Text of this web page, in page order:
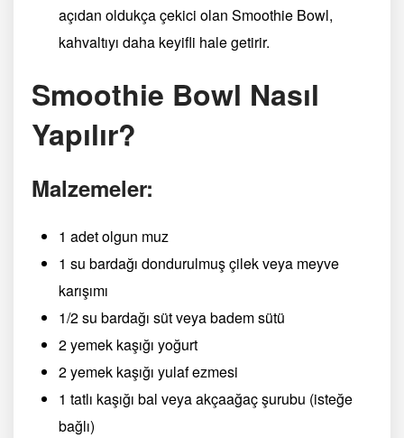
açıdan oldukça çekici olan Smoothie Bowl,
kahvaltıyı daha keyifli hale getirir.
Smoothie Bowl Nasıl
Yapılır?
Malzemeler:
1 adet olgun muz
1 su bardağı dondurulmuş çilek veya meyve
karışımı
1/2 su bardağı süt veya badem sütü
2 yemek kaşığı yoğurt
2 yemek kaşığı yulaf ezmesi
1 tatlı kaşığı bal veya akçaağaç şurubu (isteğe
bağlı)